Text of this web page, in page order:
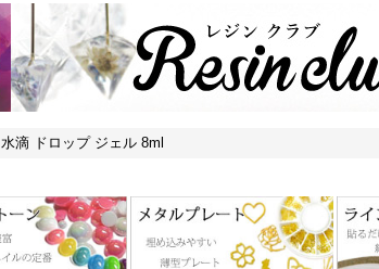
滴 ドロップ ジェル 8ml